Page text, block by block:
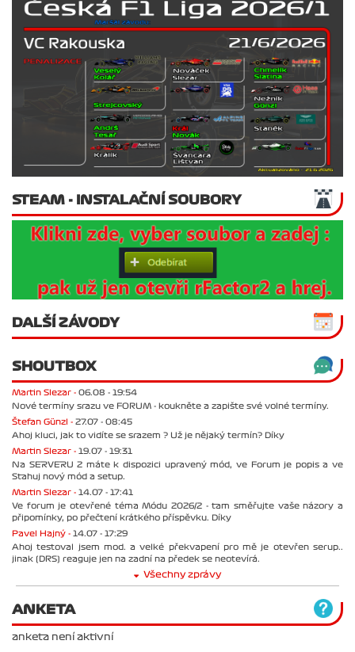
STEAM - INSTALAČNÍ SOUBORY
DALŠÍ ZÁVODY
SHOUTBOX
Martin Slezar - 06.08 - 19:54
Nové termíny srazu ve FORUM - koukněte a zapište své volné termíny.
Štefan Günzl - 27.07 - 08:45
Ahoj kluci, jak to vidíte se srazem ? Už je nějaký termín? Díky
Martin Slezar - 19.07 - 19:31
Na SERVERU 2 máte k dispozici upravený mód, ve Forum je popis a ve
Stahuj nový mód a setup.
Martin Slezar - 14.07 - 17:41
Ve forum je otevřené téma Módu 2026/2 - tam směřujte vaše názory a
připomínky, po přečtení krátkého příspěvku. Díky
Pavel Hajný - 14.07 - 17:29
Ahoj testoval jsem mod. a velké překvapení pro mě je otevřen serup..
jinak (DRS) reaguje jen na zadní na předek se neotevírá.
Všechny zprávy
ANKETA
anketa není aktivní